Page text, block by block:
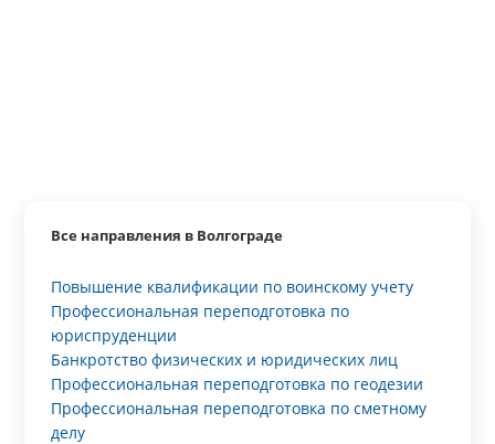
Все направления в Волгограде
Повышение квалификации по воинскому учету
Профессиональная переподготовка по
юриспруденции
Банкротство физических и юридических лиц
Профессиональная переподготовка по геодезии
Профессиональная переподготовка по сметному
делу